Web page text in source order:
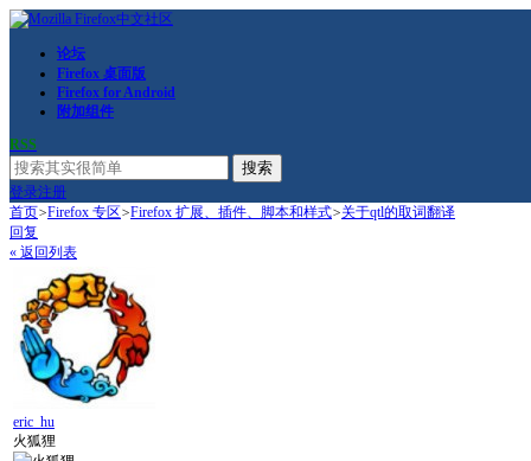
论坛
Firefox 桌面版
Firefox for Android
附加组件
RSS
搜索
登录注册
首页>Firefox 专区>Firefox 扩展、插件、脚本和样式>关于qtl的取词翻译
回复
« 返回列表
eric_hu
火狐狸